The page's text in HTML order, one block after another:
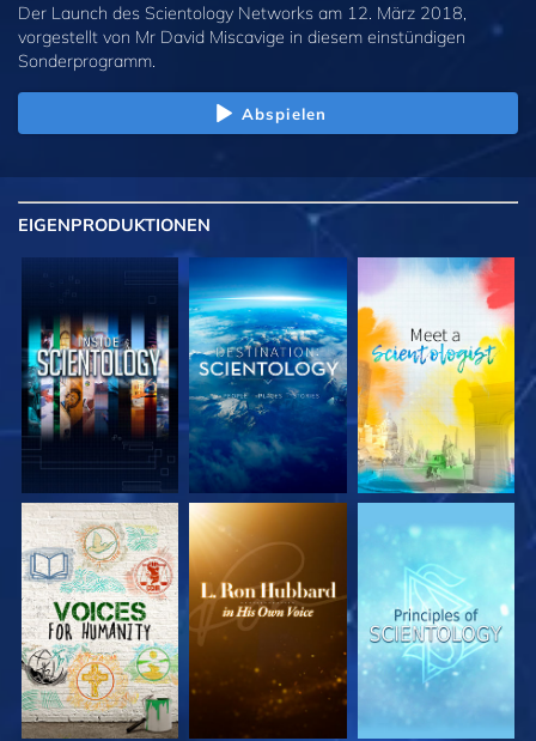
Der Launch des Scientology Networks am 12. März 2018,
vorgestellt von Mr David Miscavige in diesem einstündigen
Sonderprogramm.
Abspielen
EIGENPRODUKTIONEN
SERIE
ENTDECKEN
SERIE
ENTDECKEN
SERIE
ENTDECKEN